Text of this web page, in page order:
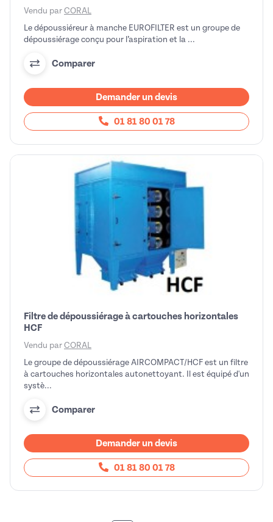
Vendu par CORAL
Le dépoussiéreur à manche EUROFILTER est un groupe de
dépoussiérage conçu pour l’aspiration et la ...
Comparer
Demander un devis
01 81 80 01 78
Filtre de dépoussiérage à cartouches horizontales
HCF
Vendu par CORAL
Le groupe de dépoussiérage AIRCOMPACT/HCF est un filtre
à cartouches horizontales autonettoyant. Il est équipé d'un
systè...
Comparer
Demander un devis
01 81 80 01 78